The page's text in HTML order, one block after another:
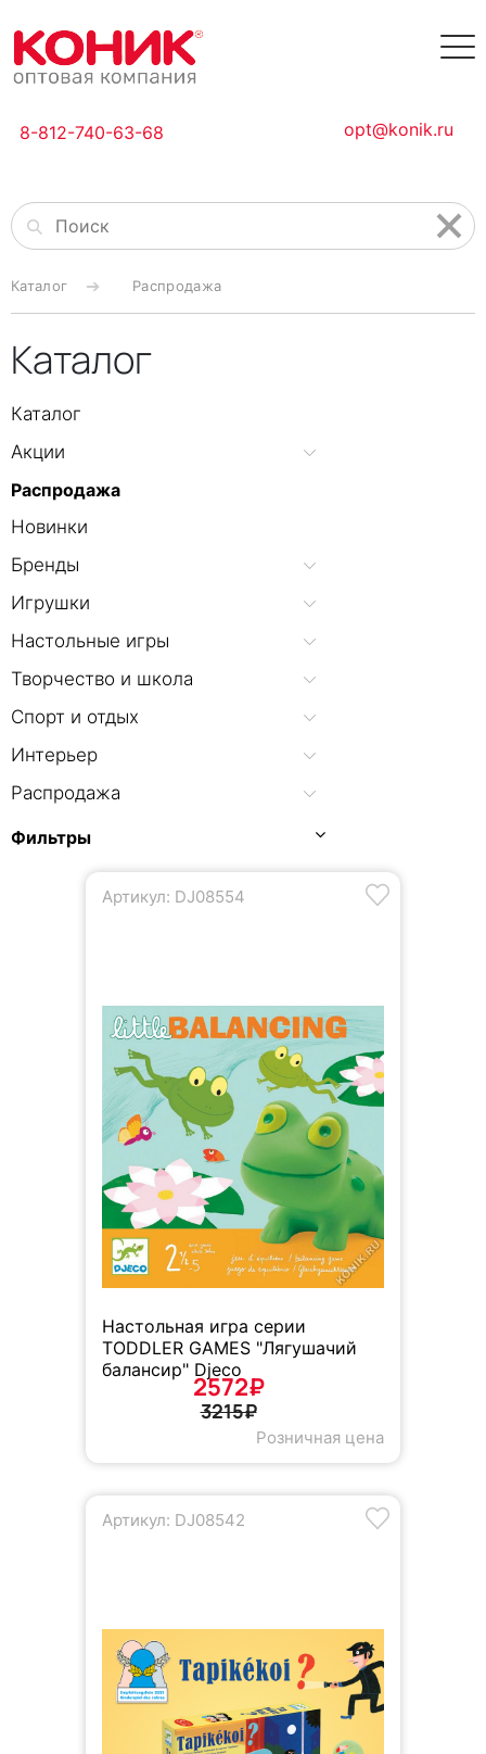
8-812-740-63-68 opt@konik.ru
Каталог Распродажа
Каталог
Каталог
Акции
Распродажа
Новинки
Бренды
Игрушки
Настольные игры
Творчество и школа
Спорт и отдых
Интерьер
Распродажа
Фильтры
Артикул: DJ08554
Настольная игра серии
TODDLER GAMES "Лягушачий
балансир" Djeco
2572₽
3215₽
Розничная цена
Артикул: DJ08542